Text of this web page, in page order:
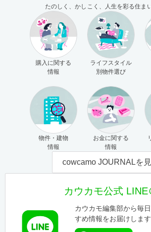
たのしく、かしこく、人生を彩る住ま
購入に関する
情報
ライフスタイル
別物件選び
物件・建物
情報
お金に関する
情報
cowcamo JOURNALを
カウカモ公式 LINE
カウカモ編集部から毎
すめ情報をお届けします